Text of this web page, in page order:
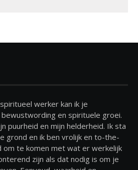
werker kan ik je
en spirituele groei.
puurheid en mijn helderheid. Ik sta
grond en ik ben vrolijk en to-the-
om te komen met wat er werkelijk
zijn als dat nodig is om je